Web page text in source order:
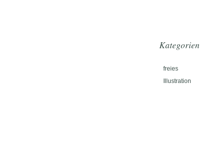
Kategorien
freies
Illustration